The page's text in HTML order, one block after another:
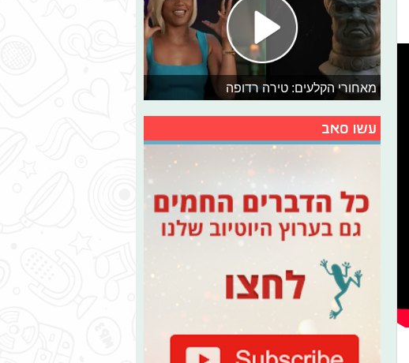
מאחורי הקלעים: טירה רדופה
עשו סאב